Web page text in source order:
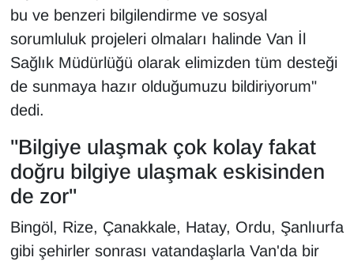
bu ve benzeri bilgilendirme ve sosyal
sorumluluk projeleri olmaları halinde Van İl
Sağlık Müdürlüğü olarak elimizden tüm desteği
de sunmaya hazır olduğumuzu bildiriyorum"
dedi.
"Bilgiye ulaşmak çok kolay fakat
doğru bilgiye ulaşmak eskisinden
de zor"
Bingöl, Rize, Çanakkale, Hatay, Ordu, Şanlıurfa
gibi şehirler sonrası vatandaşlarla Van'da bir